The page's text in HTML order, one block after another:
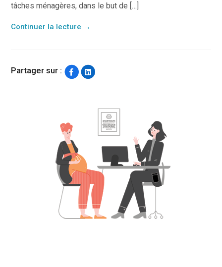
tâches ménagères, dans le but de […]
Continuer la lecture →
Partager sur :